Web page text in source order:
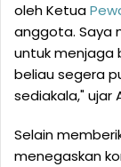
oleh Ketua
anggota. Saya
untuk menjaga
beliau segera
sediakala," ujar
Selain
menegaskan